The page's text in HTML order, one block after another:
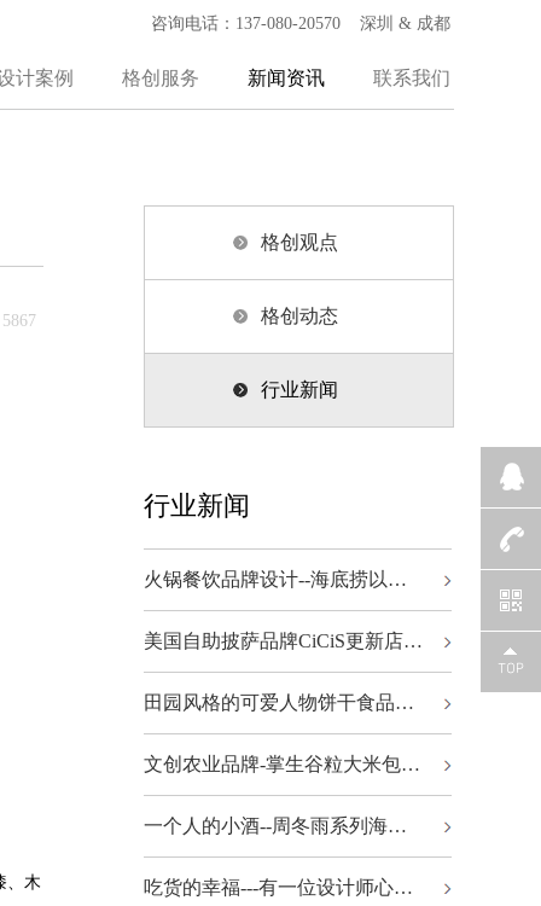
咨询电话：137-080-20570 深圳 & 成都
计案例 格创服务 新闻资讯 联系我们
5867
、木
格创观点
格创动态
行业新闻
行业新闻
火锅餐饮品牌设计--海底捞以…
美国自助披萨品牌CiCiS更新店…
田园风格的可爱人物饼干食品…
文创农业品牌-掌生谷粒大米包…
一个人的小酒--周冬雨系列海…
吃货的幸福---有一位设计师心…